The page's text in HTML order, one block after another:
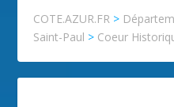
COTE.AZUR.FR >
Saint-Paul > Coeur